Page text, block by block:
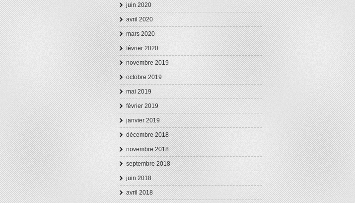
juin 2020
avril 2020
mars 2020
février 2020
novembre 2019
octobre 2019
mai 2019
février 2019
janvier 2019
décembre 2018
novembre 2018
septembre 2018
juin 2018
avril 2018